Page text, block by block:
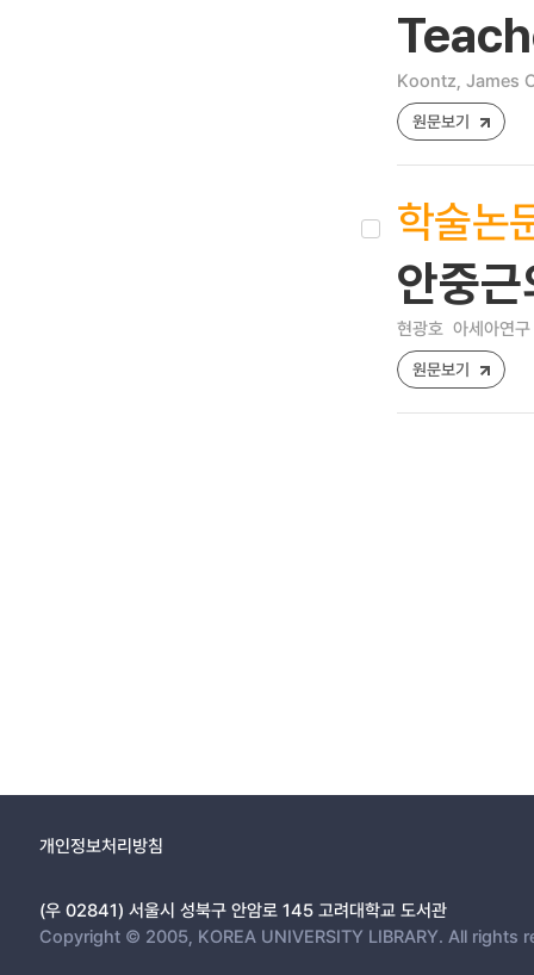
Koontz, James
원문보기
학술논
안중
현광호 아세아연
원문보기
개인정보처리방침
(우 02841) 서울시 성북구 안암로 145 고려대학교 도서관
Copyright © 2005, KOREA UNIVERSITY LIBRARY. All rights